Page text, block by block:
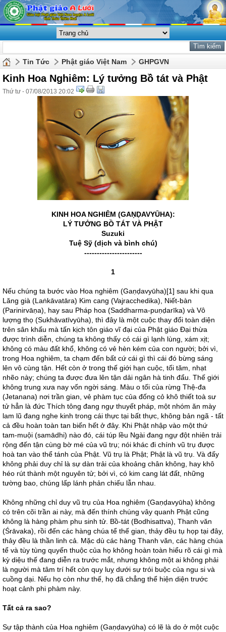
Tin Tức Phật giáo Việt Nam GHPGVN
Kinh Hoa Nghiêm: Lý tưởng Bồ tát và Phật
Thứ tư - 07/08/2013 20:02
KINH HOA NGHIÊM (GAṆḌAVYŪHA):
LÝ TƯỞNG BỒ TÁT VÀ PHẬT
Suzuki
Tuệ Sỹ (dịch và bình chú)
-----------------------
1
Nếu chúng ta bước vào Hoa nghiêm (Gaṇḍavyūha)[1] sau khi qua
Lăng già (Laṅkāvatāra) Kim cang (Vajracchedika), Niết-bàn
(Parinirvāṇa), hay sau Pháp hoa (Saddharma-puṇḍarīka) và Vô
lượng thọ (Sukhāvatīvyūha), thì đây là một cuộc thay đổi toàn diện
trên sân khấu mà tấn kịch tôn giáo vĩ đại của Phật giáo Đại thừa
được trình diễn, chúng ta không thấy có cái gì lạnh lùng, xám xịt;
không có màu đất khổ, không có vẻ hèn kém của con người; bởi vì,
trong Hoa nghiêm, ta chạm đến bất cứ cái gì thì cái đó bừng sáng
lên vô cùng tận. Hết còn ở trong thế giới hạn cuộc, tối tăm, nhạt
nhẽo này; chúng ta được đưa lên tận dải ngân hà tinh đẩu. Thế giới
không trung xưa nay vốn ngời sáng. Màu o tối của rừng Thệ-đa
(Jetanana) nơi trần gian, vẻ phàm tục của đống cỏ khô thiết toà sư
tử hẳn là đức Thích tông đang ngự thuyết pháp, một nhóm ăn mày
lam lũ đang nghe kinh trong cái thực tại bất thực, không bản ngã - tất
cả đều hoàn toàn tan biến hết ở đây. Khi Phật nhập vào một thứ
tam-muội (samādhi) nào đó, cái túp lều Ngài đang ngự đột nhiên trải
rộng đến tận cùng bờ mé của vũ trụ; nói khác đi chính vũ trụ được
hoà tan vào thể tánh của Phật. Vũ trụ là Phật; Phật là vũ trụ. Và đấy
không phải duy chỉ là sự dàn trải của khoảng chân không, hay khô
héo rút thành một nguyên tử; bởi vì, có kim cang lát đất, những
tường bao, chúng lấp lánh phản chiếu lẫn nhau.
Không những chỉ duy vũ trụ của Hoa nghiêm (Gaṇḍavyūha) không
có trên cõi trần ai này, mà đến thính chúng vây quanh Phật cũng
không là hàng phàm phu sinh tử. Bồ-tát (Bodhisattva), Thanh văn
(Śrāvaka), rồi đến các hàng chúa tể thế gian, thảy đều tụ họp tại đây,
thảy đều là thần linh cả. Mặc dù các hàng Thanh văn, các hàng chúa
tể và tùy tùng quyến thuộc của họ không hoàn toàn hiểu rõ cái gì mà
kỳ diệu thế đang diễn ra trước mắt, nhưng không một ai không phải
là người mà tâm trí hết còn quy luỵ dưới sự trói buộc của ngu si và
cuồng dại. Nếu họ còn như thế, họ đã chẳng thể hiện diện trước
hoạt cảnh phi phàm này.
Tất cả ra sao?
Sự tập thành của Hoa nghiêm (Gaṇḍavyūha) có lẽ là do ở một cuộc